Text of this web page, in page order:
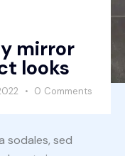
mirror
looks
0 Comments
sodales, sed